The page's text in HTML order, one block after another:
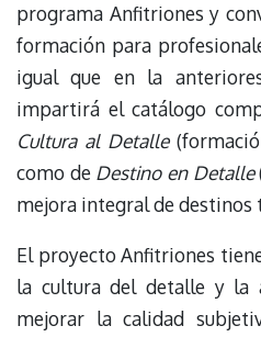
programa Anfitriones y
formación para
igual que en la
impartirá el catálogo
Cultura al Detalle
como de Destino en Detalle
mejora integral de destinos
El proyecto Anfitriones
la cultura del detalle y la
mejorar la calidad